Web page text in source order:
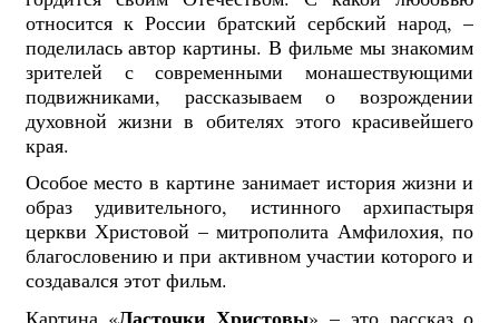
относится к России братский сербский народ, –
поделилась автор картины. В фильме мы знакомим
зрителей с современными монашествующими
подвижниками, рассказываем о возрождении
духовной жизни в обителях этого красивейшего
края.
Особое место в картине занимает история жизни и
образ удивительного, истинного архипастыря
церкви Христовой – митрополита Амфилохия, по
благословению и при активном участии которого и
создавался этот фильм.
Картина «
» – это рассказ о